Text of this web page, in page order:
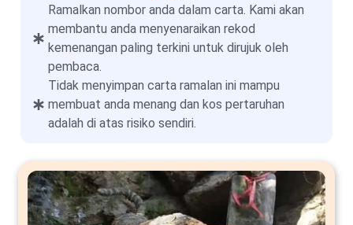
Ramalkan nombor anda dalam carta. Kami akan
membantu anda menyenaraikan rekod
kemenangan paling terkini untuk dirujuk oleh
pembaca.
Tidak menyimpan carta ramalan ini mampu
membuat anda menang dan kos pertaruhan
adalah di atas risiko sendiri.